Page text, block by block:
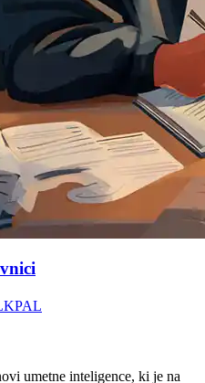
umetne inteligence, ki je na